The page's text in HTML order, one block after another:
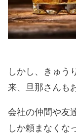
しかし、きゅう
来、旦那さんも
会社の仲間や友
しか頼まなくな